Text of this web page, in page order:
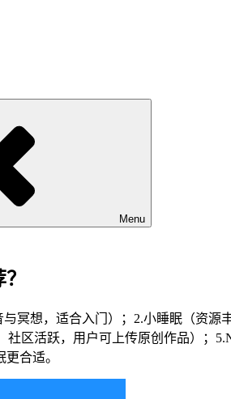
Menu
冥想，适合入门）；2.小睡眠（资
区活跃，用户可上传原创作品）；
合适。